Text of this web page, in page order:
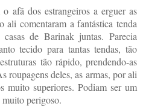
afã dos estrangeiros a erguer as
ali comentaram a fantástica tenda
de Barinak juntas. Parecia
tecido para tantas tendas, tão
tão rápido, prendendo-as
roupagens deles, as armas, por ali
muito superiores. Podiam ser um
perigoso.